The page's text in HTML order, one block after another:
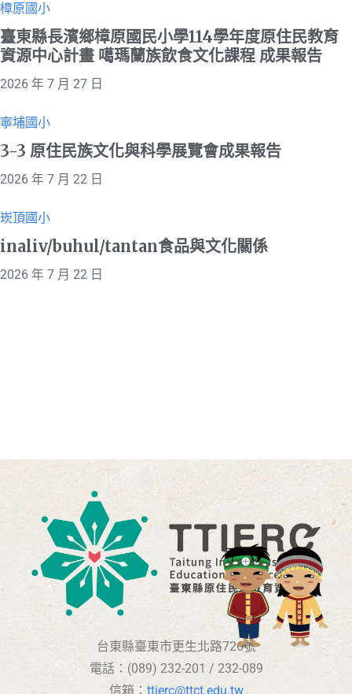
樟原國小
臺東縣長濱鄉樟原國民小學114學年度原住民教育
資源中心計畫 噶瑪蘭族飲食文化課程 成果報告
2026 年 7 月 27 日
寧埔國小
3-3 原住民族文化與科學展覽會成果報告
2026 年 7 月 22 日
崁頂國小
inaliv/buhul/tantan食品與文化關係
2026 年 7 月 22 日
台東縣臺東市更生北路726號
電話：(089) 232-201 / 232-089
信箱： ttierc@ttct.edu.tw